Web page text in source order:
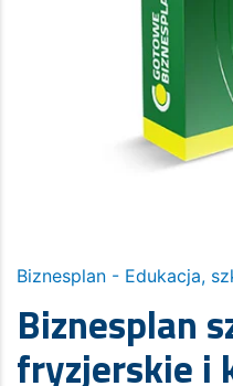
Biznesplan - Edukacja,
Biznesplan
fryzjerskie i